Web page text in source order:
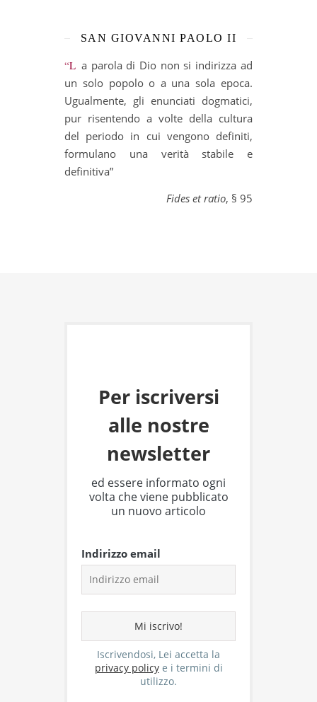
SAN GIOVANNI PAOLO II
“La parola di Dio non si indirizza ad
un solo popolo o a una sola epoca.
Ugualmente, gli enunciati dogmatici,
pur risentendo a volte della cultura
del periodo in cui vengono definiti,
formulano una verità stabile e
definitiva”
Fides et ratio, § 95
Per iscriversi
alle nostre
newsletter
ed essere informato ogni
volta che viene pubblicato
un nuovo articolo
Indirizzo email
Iscrivendosi, Lei accetta la
privacy policye i termini di
utilizzo.